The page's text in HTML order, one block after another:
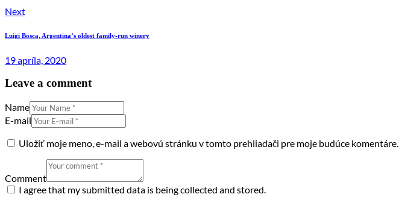
Next
Luigi Bosca, Argentina’s oldest family-run winery
19 apríla, 2020
Leave a comment
Name
E-mail
Uložiť moje meno, e-mail a webovú stránku v tomto prehliadači pre moje budúce komentáre.
Comment
I agree that my submitted data is being collected and stored.